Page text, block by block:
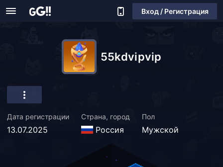
Вход / Регистрация
55kdvipvip
Дата регистрации
13.07.2025
Страна, город
Россия
Пол
Мужской